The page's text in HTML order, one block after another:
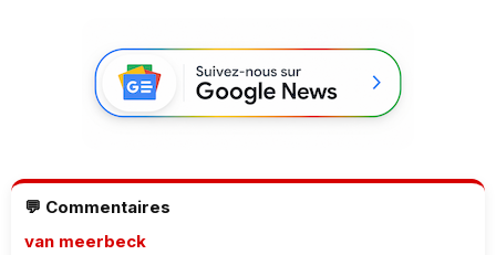
💬 Commentaires
van meerbeck